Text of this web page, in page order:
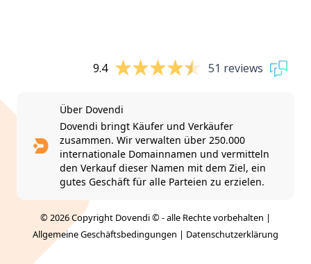
9.4 51 reviews
Über Dovendi
Dovendi bringt Käufer und Verkäufer
zusammen. Wir verwalten über 250.000
internationale Domainnamen und vermitteln
den Verkauf dieser Namen mit dem Ziel, ein
gutes Geschäft für alle Parteien zu erzielen.
© 2026 Copyright Dovendi © - alle Rechte vorbehalten |
Allgemeine Geschäftsbedingungen | Datenschutzerklärung